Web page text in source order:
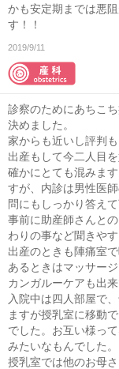
かも安定期までは悪
す！！
2019/9/11
診察のためにあちこ
決めました。
家からも近いし評判
出産もして今二人目を
確かにとても混みま
すが、内診は男性医
問にもしっかり答えて
事前に助産師さんと
わりの事など聞きやす
出産のときも陣痛室
あるときはマッサー
カンガルーケアも出
入院中は四人部屋で
ますが授乳室に移動
でした。お互い様っ
みたいなもんでした。
授乳室では他のお母